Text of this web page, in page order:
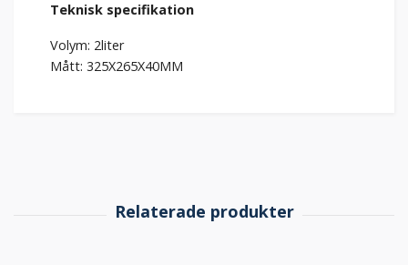
Teknisk specifikation
Volym: 2liter
Mått: 325X265X40MM